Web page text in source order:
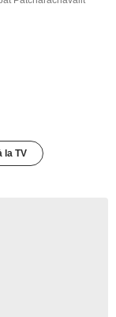
la TV